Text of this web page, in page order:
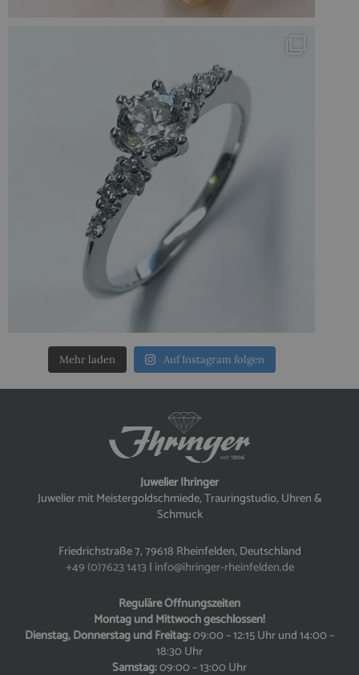
Mehr laden Auf Instagram folgen
Juwelier Ihringer
Juwelier mit Meistergoldschmiede, Trauringstudio, Uhren &
Schmuck
Friedrichstraße 7, 79618 Rheinfelden, Deutschland
+49 (0)7623 1413 | info@ihringer-rheinfelden.de
Reguläre Öffnungszeiten
Montag und Mittwoch geschlossen!
Dienstag, Donnerstag und Freitag:09:00 – 12:15 Uhr und 14:00 –
18:30 Uhr
Samstag:09:00 – 13:00 Uhr